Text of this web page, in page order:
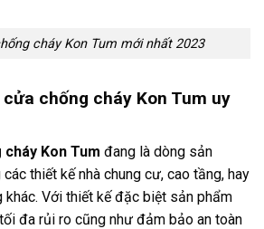
cháy Kon Tum mới nhất 2023
chống cháy Kon Tum uy
cháy Kon Tum đang là dòng sản
thiết kế nhà chung cư, cao tầng, hay
khác. Với thiết kế đặc biệt sản phẩm
đa rủi ro cũng như đảm bảo an toàn